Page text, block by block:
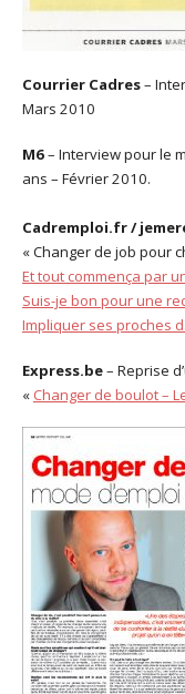
Courrier Cadres–
Mars 2010
M6– Interview pour le
ans – Février 2010.
Cadremploi.fr /
« Changer de job pour
Et tout commença par
Suis-je bon pour une
Impliquer ses proches
Express.be– Reprise
« Changer de boulot –